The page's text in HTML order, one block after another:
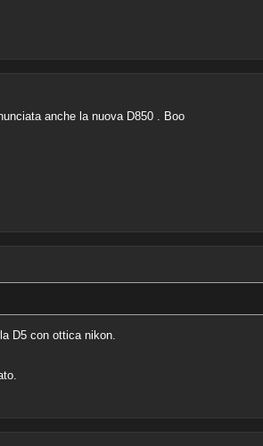
anche la nuova D850 . Boo
D5 con ottica nikon.